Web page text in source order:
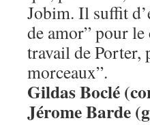
Jobim. Il suffit
de amor” pour
travail de Porter,
morceaux”.
Gildas Boclé
Jérome Barde